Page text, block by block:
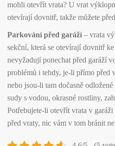
mohli otevřít vrata? U vrat
otevírají dovnitř, takže můžete
Parkování před garáží– vrata
sekční, která se otevírají dovnitř
nevyžadují ponechat před garáží
problémů i tehdy, je-li přímo před
nebo jsou-li tam dočasně
sudy s vodou, okrasné rostliny,
Potřebujete-li otevřít vrata v
před vraty, nic vám v tom bránit